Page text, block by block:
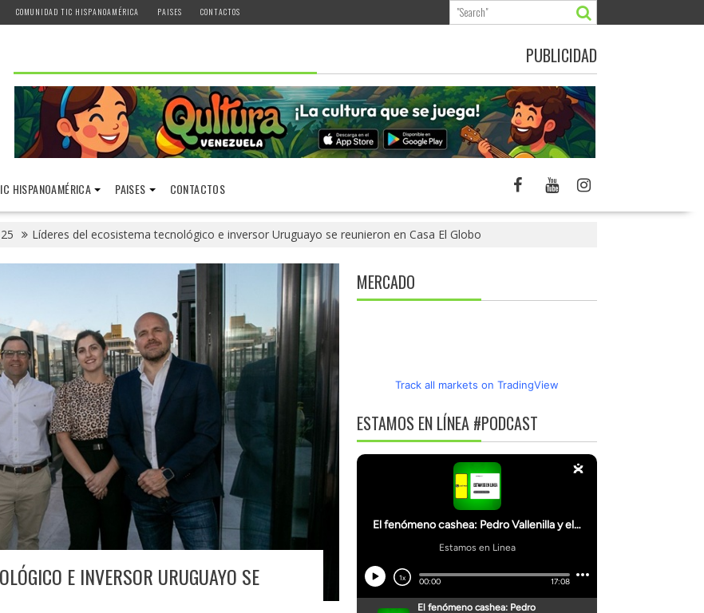
COMUNIDAD TIC HISPANOAMÉRICA PAISES CONTACTOS
PUBLICIDAD
HISPANOAMÉRICA PAISES CONTACTOS
25 Líderes del ecosistema tecnológico e inversor Uruguayo se reunieron en Casa El Globo
E INVERSOR URUGUAYO SE
MERCADO
Track all markets on TradingView
ESTAMOS EN LÍNEA #PODCAST